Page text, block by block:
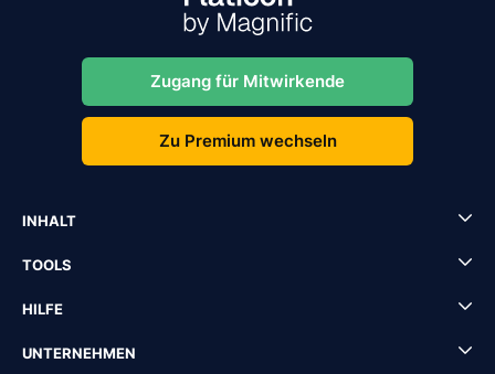
Zugang für Mitwirkende
Zu Premium wechseln
INHALT
TOOLS
HILFE
UNTERNEHMEN